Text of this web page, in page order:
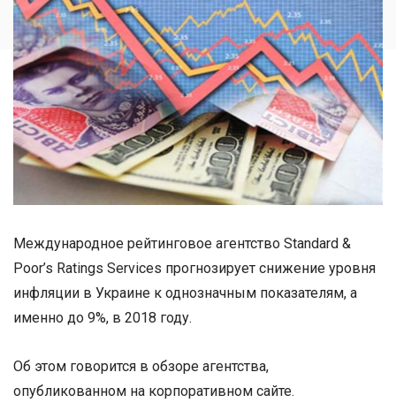
Международное рейтинговое агентство Standard &
Poor’s Ratings Services прогнозирует снижение уровня
инфляции в Украине к однозначным показателям, а
именно до 9%, в 2018 году.
Об этом говорится в обзоре агентства,
опубликованном на корпоративном сайте.